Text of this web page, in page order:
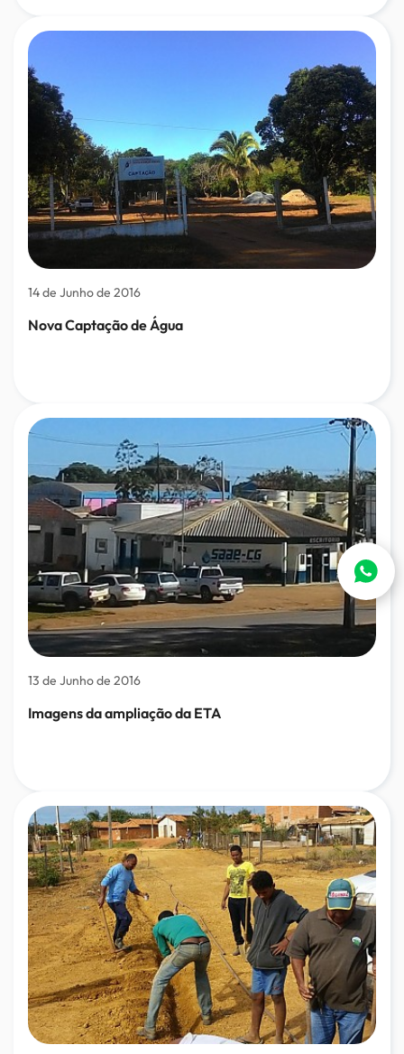
14 de Junho de 2016
Nova Captação de Água
13 de Junho de 2016
Imagens da ampliação da ETA